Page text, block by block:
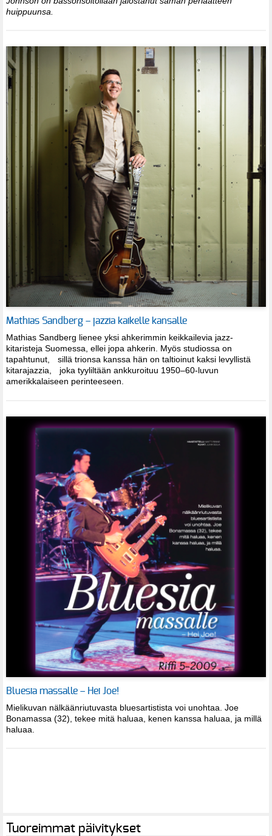
huippuunsa.
Mathias Sandberg – jazzia kaikelle kansalle
Mathias Sandberg lienee yksi ahkerimmin keikkailevia jazz-
kitaristeja Suomessa, ellei jopa ahkerin. Myös studiossa on
tapahtunut, sillä trionsa kanssa hän on taltioinut kaksi levyllistä
kitarajazzia, joka tyyliltään ankkuroituu 1950–60-luvun
amerikkalaiseen perinteeseen.
Bluesia massalle – Hei Joe!
Mielikuvan nälkäänriutuvasta bluesartistista voi unohtaa. Joe
Bonamassa (32), tekee mitä haluaa, kenen kanssa haluaa, ja millä
haluaa.
Tuoreimmat päivitykset